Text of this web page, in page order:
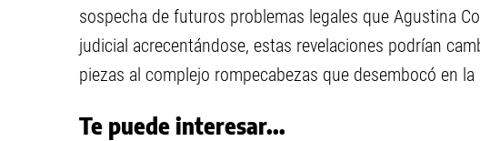
sospecha de futuros problemas legales que Agustina
judicial acrecentándose, estas revelaciones podrían
piezas al complejo rompecabezas que desembocó en
Te puede interesar...